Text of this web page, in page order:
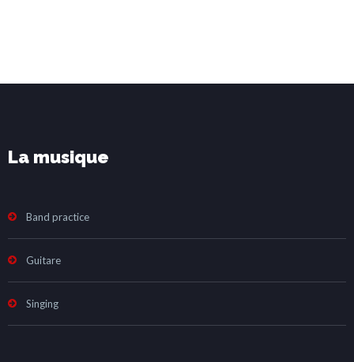
La musique
Band practice
Guitare
Singing